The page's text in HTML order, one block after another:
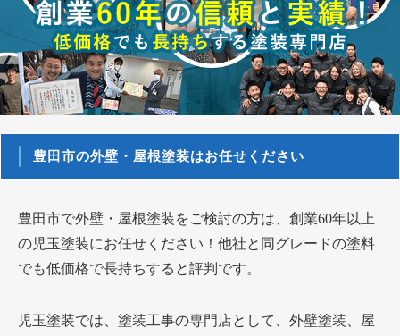
豊田市の外壁・屋根塗装はお任せください
豊田市で外壁・屋根塗装をご検討の方は、創業60年以上
の児玉塗装にお任せください！他社と同グレードの塗料
でも低価格で長持ちすると評判です。
児玉塗装では、塗装工事の専門店として、外壁塗装、屋